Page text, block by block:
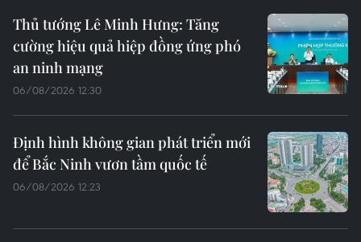
Thủ tướng Lê Minh Hưng: Tăng
cường hiệu quả hiệp đồng ứng phó
an ninh mạng
06/08/2026 12:30
Định hình không gian phát triển mới
để Bắc Ninh vươn tầm quốc tế
06/08/2026 12:23